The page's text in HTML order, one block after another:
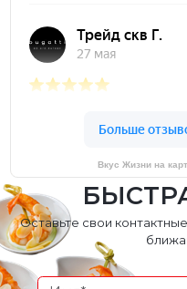
Вкус Жизни на
Оставьте свои